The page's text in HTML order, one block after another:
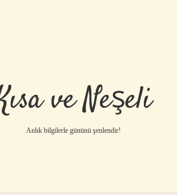
ve Neşeli
Anlık bilgilerle gününü şenlendir!